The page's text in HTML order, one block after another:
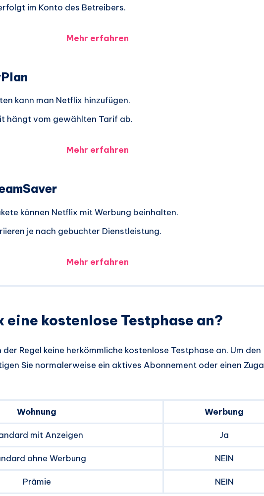
im Konto des Betreibers.
Mehr erfahren
kann man Netflix hinzufügen.
hängt vom gewählten Tarif ab.
Mehr erfahren
können Netflix mit Werbung beinhalten.
je nach gebuchter Dienstleistung.
Mehr erfahren
kostenlose Testphase an?
Regel keine herkömmliche kostenlose Testphase an. Um den
Sie normalerweise ein aktives Abonnement oder einen
Wohnung Werbung
mit Anzeigen Ja
ohne Werbung NEIN
Prämie NEIN